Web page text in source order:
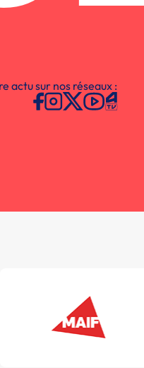
actu sur nos réseaux :